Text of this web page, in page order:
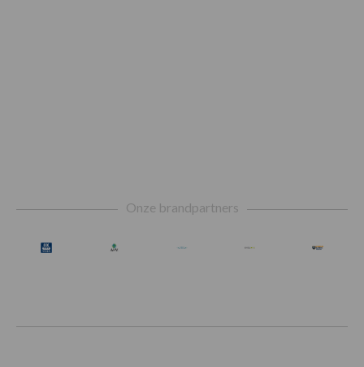
Onze brandpartners